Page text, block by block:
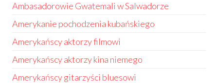
Ambasadorowie Gwatemali w Salwadorze
Amerykanie pochodzenia kubańskiego
Amerykańscy aktorzy filmowi
Amerykańscy aktorzy kina niemego
Amerykańscy gitarzyści bluesowi